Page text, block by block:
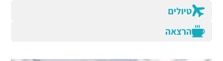
טיולים
הרצאה